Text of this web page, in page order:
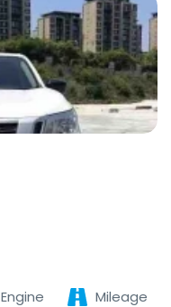
Engine Mileage